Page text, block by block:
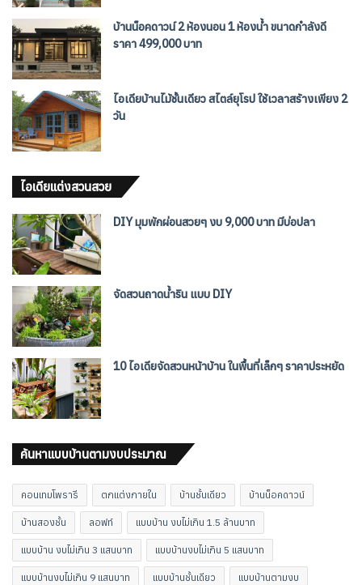
บ้านน็อคดาวน์ 2 ห้องนอน 1 ห้องน้ำ ขนาดกำลังดี
ราคา 499,000 บาท
ไอเดียบ้านไม้ชั้นเดียว สไตล์ยุโรป ใช้เวลาสร้างเพียง 2
วัน
ไอเดียแต่งสวนสวย
DIY มุมพักผ่อนสวยๆ งบ 9,000 บาท มีบ่อปลา
จัดสวนถาดน้ำริน แบบ DIY
10 ไอเดียจัดสวนหน้าบ้าน ในพื้นที่เล็กๆ ราคาประหยัด
ค้นหาแบบบ้านตามงบประมาณ
คอนเทมโพรารี ตกแต่งภายใน บ้านชั้นเดียว บ้านน็อคดาวน์
บ้านสองชั้น ลอฟท์ แบบบ้าน งบไม่เกิน 1.5 ล้านบาท
แบบบ้าน งบไม่เกิน 3 แสนบาท แบบบ้านงบไม่เกิน 5 แสนบาท
แบบบ้านงบไม่เกิน 9 แสนบาท แบบบ้านชั้นเดียว แบบบ้านตามงบ